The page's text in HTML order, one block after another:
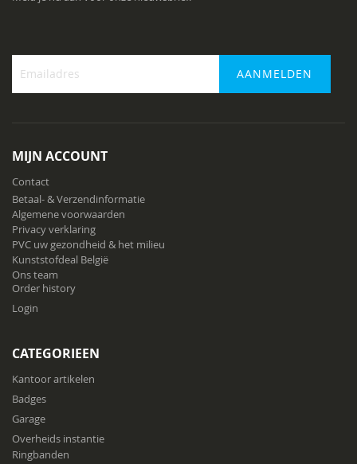
nieuwsbrief
AANMELDEN
MIJN ACCOUNT
Contact
Betaal- & Verzendinformatie
Algemene voorwaarden
Privacy verklaring
PVC uw gezondheid & het milieu
Kunststofdeal België
Ons team
Order history
Login
CATEGORIEEN
Kantoor artikelen
Badges
Garage
Overheids instantie
Ringbanden